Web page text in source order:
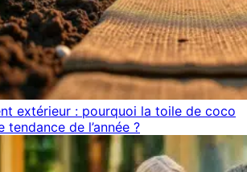
extérieur : pourquoi la toile de coco
tendance de l’année ?